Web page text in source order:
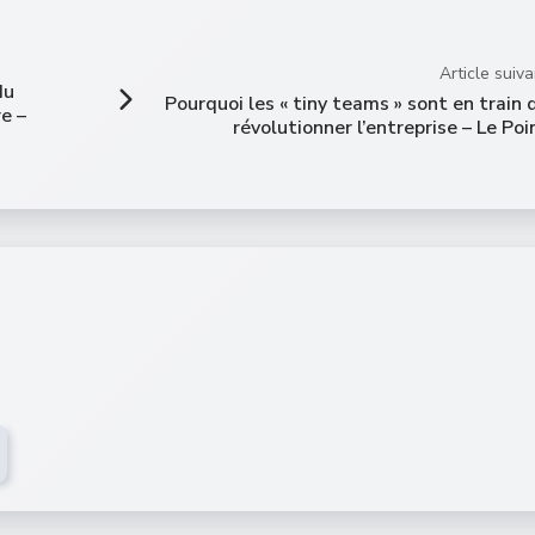
–
Article
Pourquoi les « tiny teams » sont en train
révolutionner l’entreprise – Le